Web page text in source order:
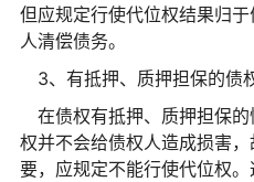
但应规定行使代位权结果归
人清偿债务。
3、有抵押、质押担保的债
在债权有抵押、质押担保
权并不会给债权人造成损害
要，应规定不能行使代位权